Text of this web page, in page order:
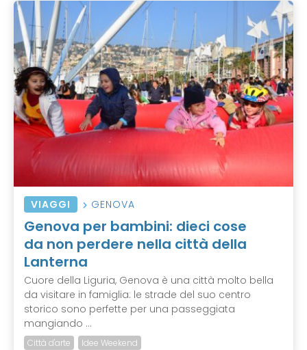
VIAGGI GENOVA
Genova per bambini: dieci cose
da non perdere nella città della
Lanterna
Cuore della Liguria, Genova è una città molto bella
da visitare in famiglia: le strade del suo centro
storico sono perfette per una passeggiata
mangiando ...
Città d'arte Idee Weekend